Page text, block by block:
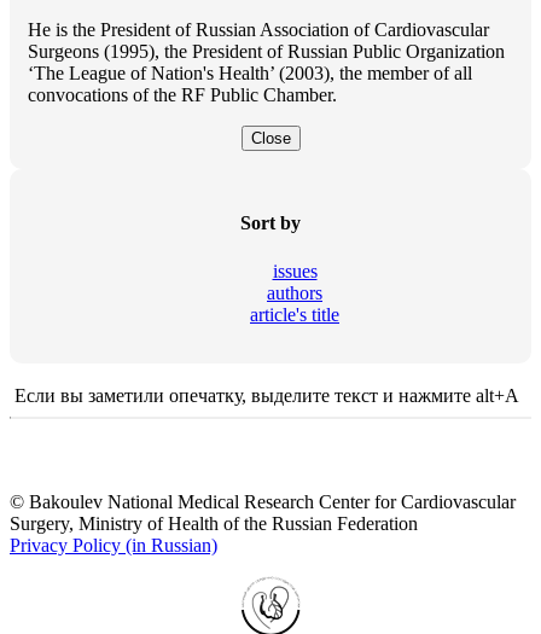
He is the President of Russian Association of Cardiovascular
Surgeons (1995), the President of Russian Public Organization
‘The League of Nation's Health’ (2003), the member of all
convocations of the RF Public Chamber.
Close
Sort by
issues
authors
article's title
Если вы заметили опечатку, выделите текст и нажмите alt+A
© Bakoulev National Medical Research Center for Cardiovascular
Surgery, Ministry of Health of the Russian Federation
Privacy Policy (in Russian)